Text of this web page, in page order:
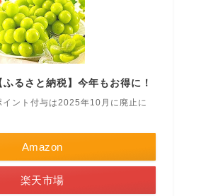
るさと納税】今年もお得に！
イント付与は2025年10月に廃止に
Amazon
楽天市場